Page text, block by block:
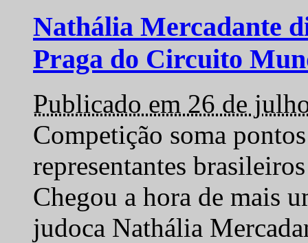
Nathália Mercadante
Praga do Circuito
Publicado em 26 de
Competição soma
representantes
Chegou a hora de mais
judoca Nathália